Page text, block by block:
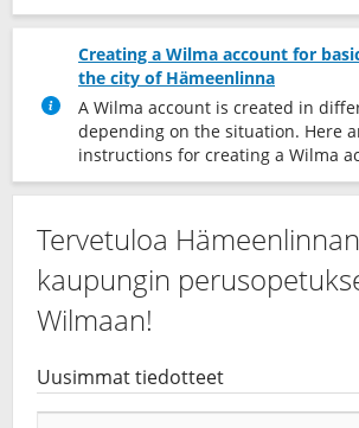
Creating a Wilma account for
the city of Hämeenlinna
A Wilma account is created in
depending on the situation. Here
instructions for creating a Wilma
Tervetuloa Hämeenlinnan
kaupungin
Wilmaan!
Uusimmat tiedotteet